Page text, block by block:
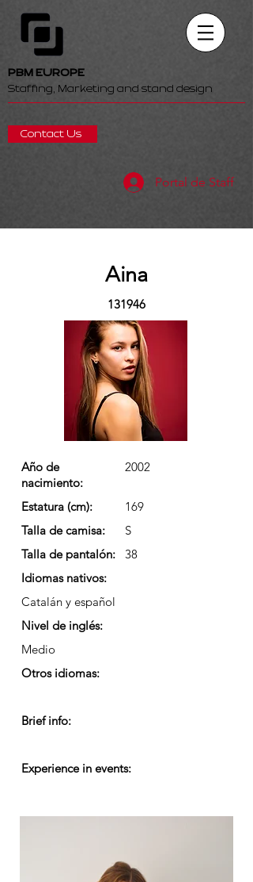
PBM EUROPE
Staffing, Marketing and stand design
Contact Us
Portal de Staff
Aina
131946
Año de
nacimiento:
2002
Estatura (cm):
169
Talla de camisa:
S
Talla de pantalón:
38
Idiomas nativos:
Catalán y español
Nivel de inglés:
Medio
Otros idiomas:
Brief info:
Experience in events: